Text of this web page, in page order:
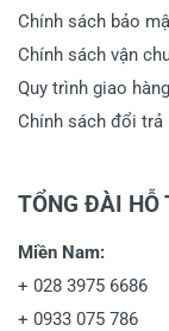
Chính sách bảo
Chính sách vận
Quy trình giao hàng
Chính sách đổi trả
TỔNG ĐÀI HỖ
Miền Nam:
+ 028 3975 6686
+ 0933 075 786